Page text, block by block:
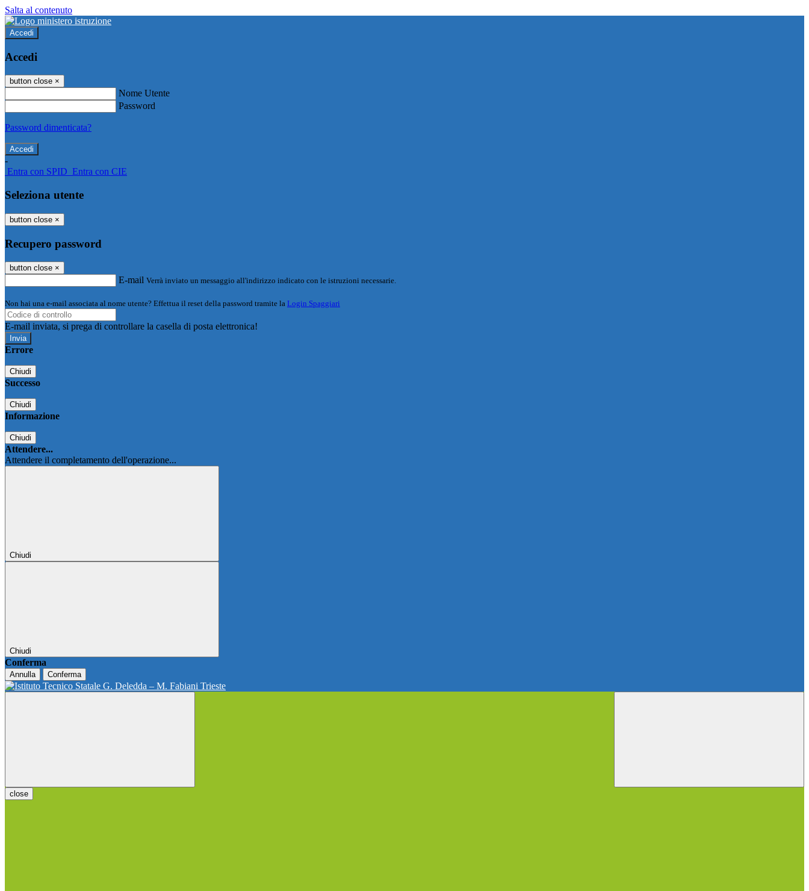
Salta al contenuto
Accedi
Accedi
button close ×
Nome Utente
Password
Password dimenticata?
-
Entra con SPID Entra con CIE
Seleziona utente
button close ×
Recupero password
button close ×
E-mail Verrà inviato un messaggio all'indirizzo indicato con le istruzioni necessarie.
Non hai una e-mail associata al nome utente? Effettua il reset della password tramite la Login Spaggiari
E-mail inviata, si prega di controllare la casella di posta elettronica!
Errore
Chiudi
Successo
Chiudi
Informazione
Chiudi
Attendere...
Attendere il completamento dell'operazione...
Chiudi
Chiudi
Conferma
Annulla Conferma
close